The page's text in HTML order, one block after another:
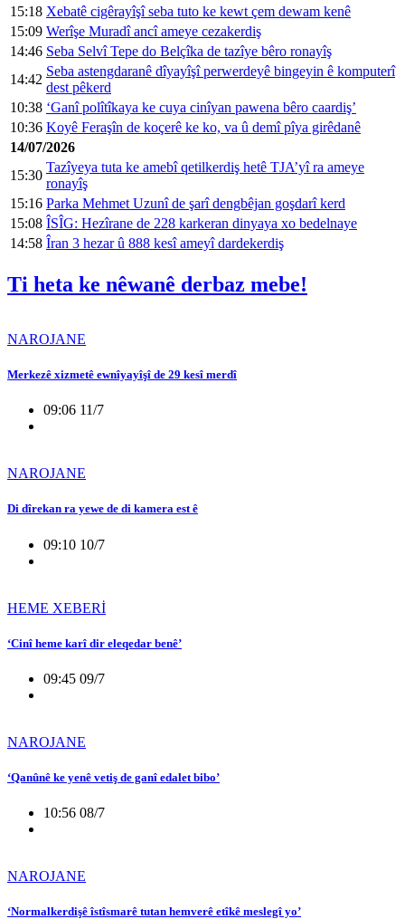
15:18 Xebatê cigêrayîşî seba tuto ke kewt çem dewam kenê
15:09 Werîşe Muradî ancî ameye cezakerdiş
14:46 Seba Selvî Tepe do Belçîka de tazîye bêro ronayîş
14:42
Seba astengdaranê dîyayîşî perwerdeyê bingeyin ê komputerî
dest pêkerd
10:38 ‘Ganî polîtîkaya ke cuya cinîyan pawena bêro caardiş’
10:36 Koyê Feraşîn de koçerê ke ko, va û demî pîya girêdanê
14/07/2026
15:30
Tazîyeya tuta ke amebî qetilkerdiş hetê TJA’yî ra ameye
ronayîş
15:16 Parka Mehmet Uzunî de şarî dengbêjan goşdarî kerd
15:08 ÎSÎG: Hezîrane de 228 karkeran dinyaya xo bedelnaye
14:58 Îran 3 hezar û 888 kesî ameyî dardekerdiş
Ti heta ke nêwanê derbaz mebe!
NAROJANE
Merkezê xizmetê ewnîyayîşî de 29 kesî merdî
09:06 11/7
NAROJANE
Di dîrekan ra yewe de di kamera est ê
09:10 10/7
HEME XEBERİ
‘Cinî heme karî dir eleqedar benê’
09:45 09/7
NAROJANE
‘Qanûnê ke yenê vetiş de ganî edalet bibo’
10:56 08/7
NAROJANE
‘Normalkerdişê îstîsmarê tutan hemverê etîkê meslegî yo’